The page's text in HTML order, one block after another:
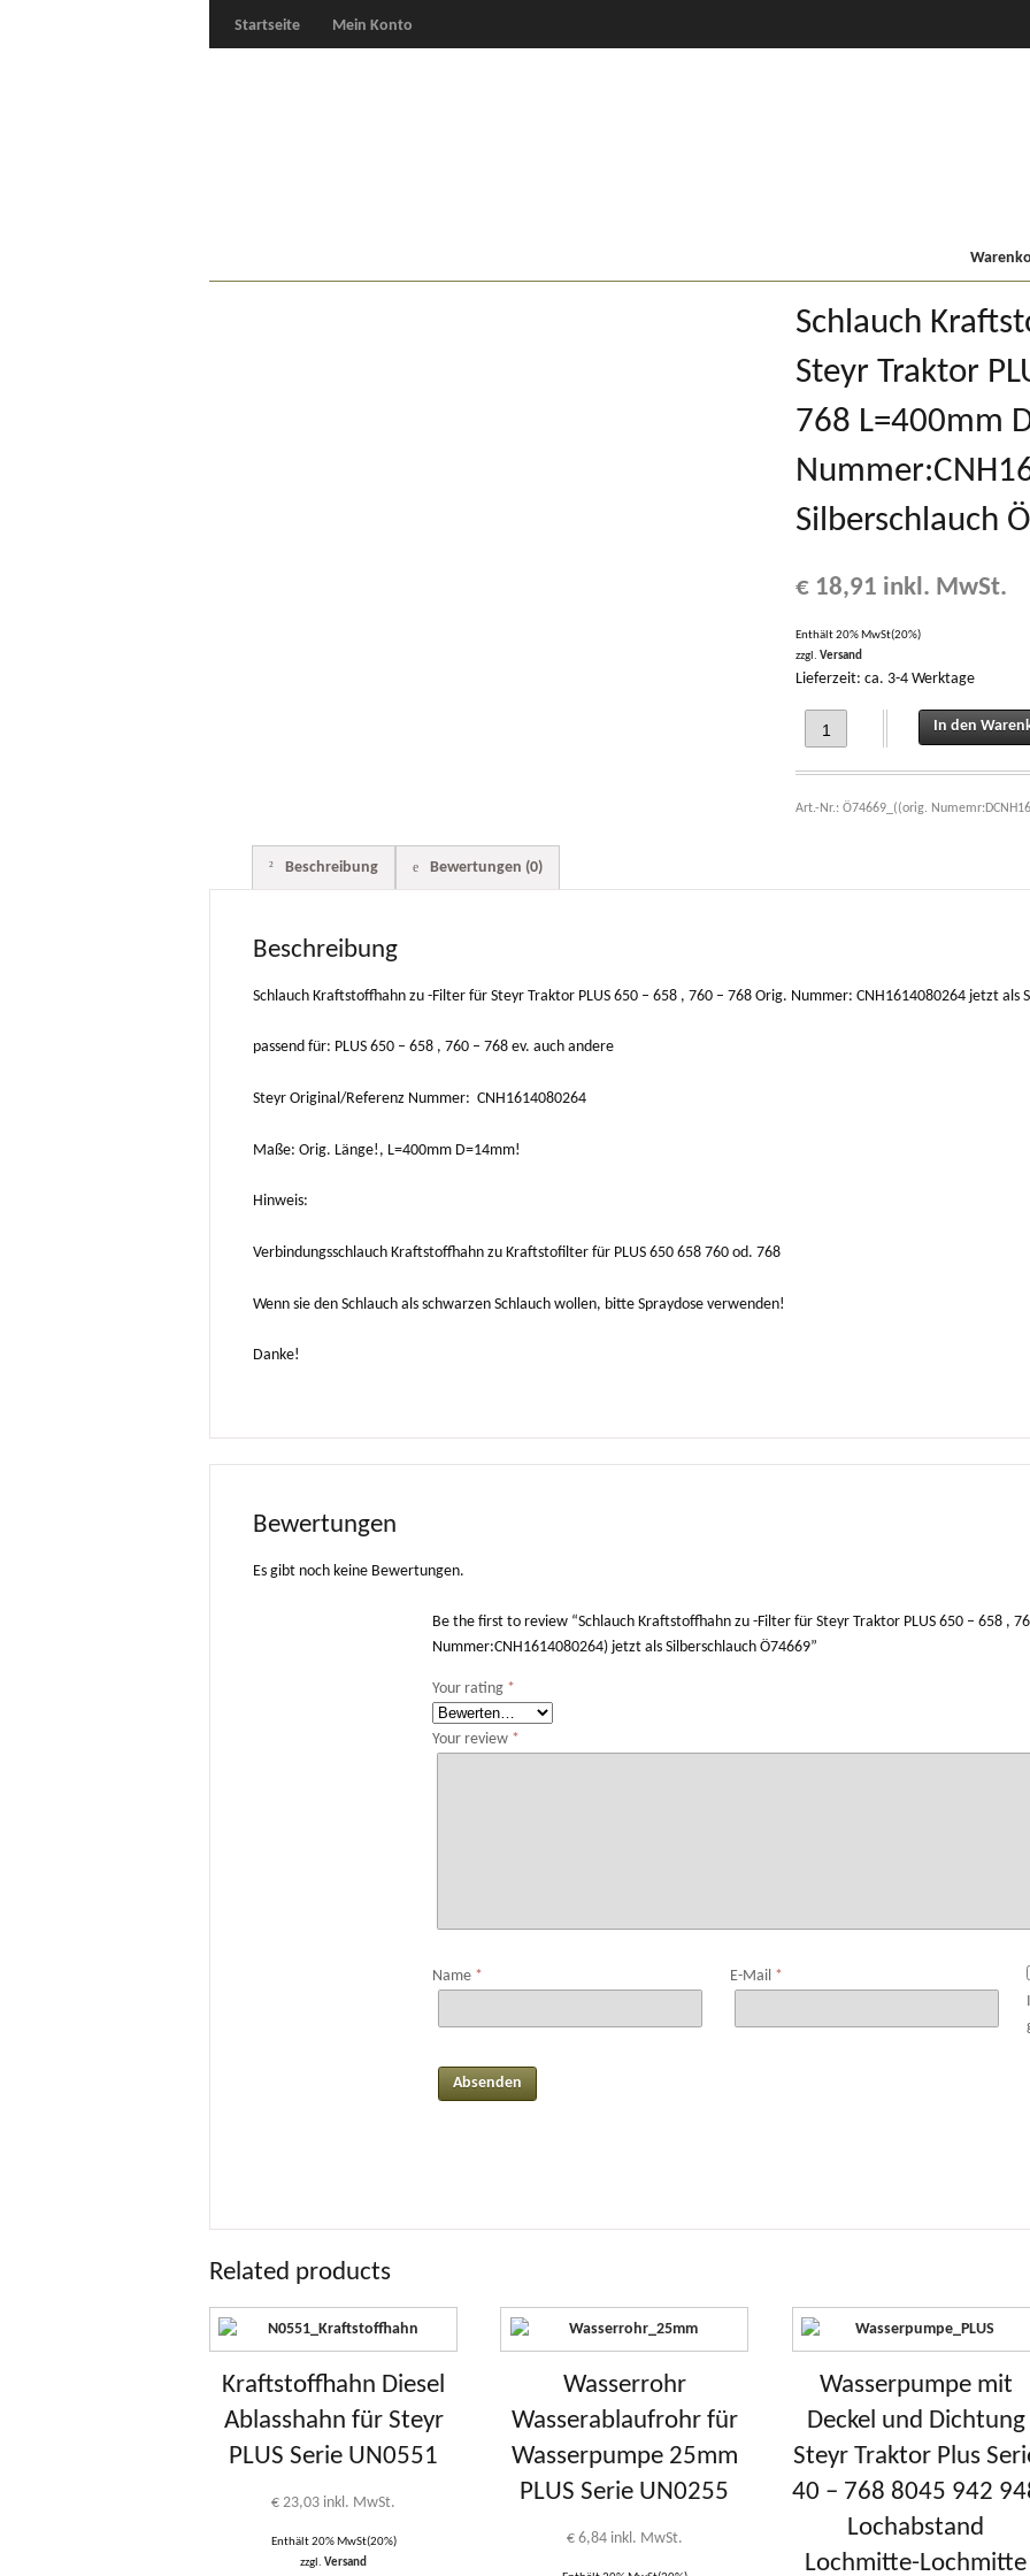
Startseite Mein Konto
Schlauch
Steyr Traktor
768 L=400mm
Silberschlauch
€18,91 inkl. MwSt.
Enthält 20% MwSt(20%)
zzgl. Versand
Lieferzeit: ca. 3-4 Werktage
Schlauch Kraftstoffhahn zu -Filter
In den
Art.-Nr.: Ö74669_((orig.
Beschreibung Bewertungen (0)
Beschreibung
Schlauch Kraftstoffhahn zu -Filter für Steyr Traktor PLUS 650 – 658 , 760 – 768 Orig. Nummer: CNH1614080264 jetzt als
passend für: PLUS 650 – 658 , 760 – 768 ev. auch andere
Steyr Original/Referenz Nummer: CNH1614080264
Maße: Orig. Länge!, L=400mm D=14mm!
Hinweis:
Verbindungsschlauch Kraftstoffhahn zu Kraftstofilter für PLUS 650 658 760 od. 768
Wenn sie den Schlauch als schwarzen Schlauch wollen, bitte Spraydose verwenden!
Danke!
Bewertungen
Es gibt noch keine Bewertungen.
Be the first to review “Schlauch Kraftstoffhahn zu -Filter für Steyr Traktor PLUS 650 – 658 ,
Nummer:CNH1614080264) jetzt als Silberschlauch Ö74669”
Your rating *
Your review *
Name * E-Mail *
Related products
Kraftstoffhahn Diesel
Ablasshahn für Steyr
PLUS Serie UN0551
€ 23,03 inkl. MwSt.
Enthält 20% MwSt(20%)
zzgl.Versand
Wasserrohr
Wasserablaufrohr für
Wasserpumpe 25mm
PLUS Serie UN0255
€6,84 inkl. MwSt.
Wasserpumpe mit
Deckel und Dichtung
Steyr Traktor Plus
40 – 768 8045 942
Lochabstand
Lochmitte-Lochmitte